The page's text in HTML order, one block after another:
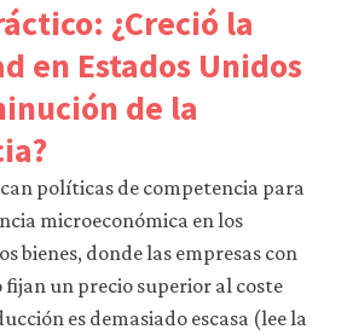
¿Creció la
en Estados Unidos
de la
políticas de competencia para
microeconómica en los
bienes, donde las empresas con
fijan un precio superior al coste
es demasiado escasa (lee la